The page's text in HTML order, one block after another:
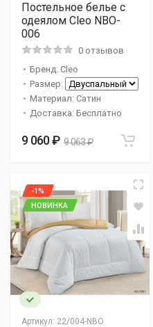
Постельное белье с
одеялом Cleo NBO-
006
0 отзывов
Бренд: Cleo
Размер:
Материал: Сатин
Доставка: Бесплатно
9 060 ₽ 9 063 ₽
Артикул: 22/004-NBO
-1%
НОВИНКА